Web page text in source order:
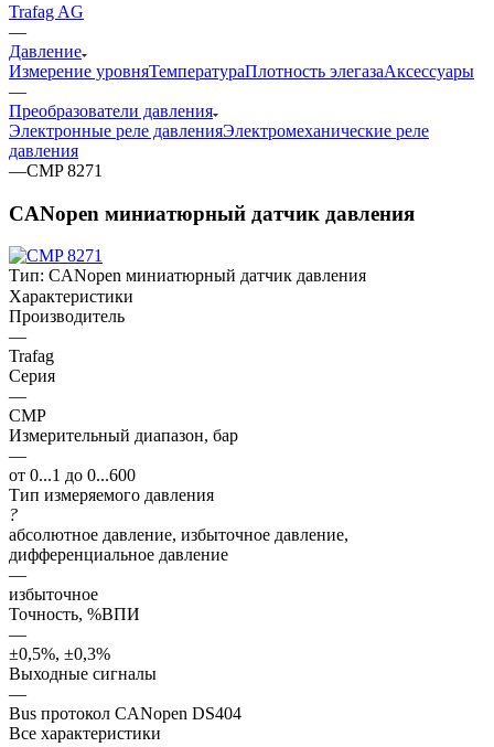
Trafag AG
—
Давление
Измерение уровняТемператураПлотность элегазаАксессуары
—
Преобразователи давления
Электронные реле давленияЭлектромеханические реле
давления
—CMP 8271
CANopen миниатюрный датчик давления
Тип: CANopen миниатюрный датчик давления
Характеристики
Производитель
—
Trafag
Серия
—
CMP
Измерительный диапазон, бар
—
от 0...1 до 0...600
Тип измеряемого давления
?
абсолютное давление, избыточное давление,
дифференциальное давление
—
избыточное
Точность, %ВПИ
—
±0,5%, ±0,3%
Выходные сигналы
—
Bus протокол CANopen DS404
Все характеристики